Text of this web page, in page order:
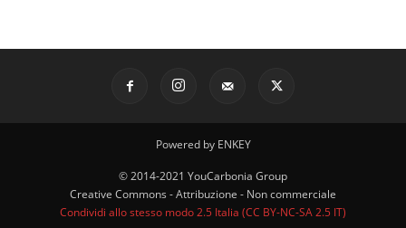
Powered by ENKEY
© 2014-2021 YouCarbonia Group
Creative Commons - Attribuzione - Non commerciale
Condividi allo stesso modo 2.5 Italia (CC BY-NC-SA 2.5 IT)